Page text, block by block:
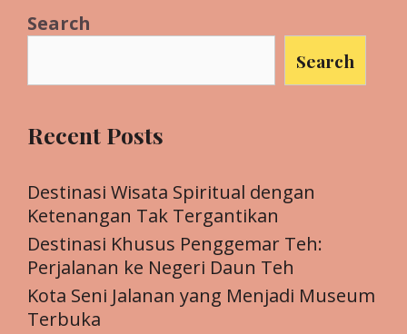
Search
Search
Recent Posts
Destinasi Wisata Spiritual dengan
Ketenangan Tak Tergantikan
Destinasi Khusus Penggemar Teh:
Perjalanan ke Negeri Daun Teh
Kota Seni Jalanan yang Menjadi Museum
Terbuka